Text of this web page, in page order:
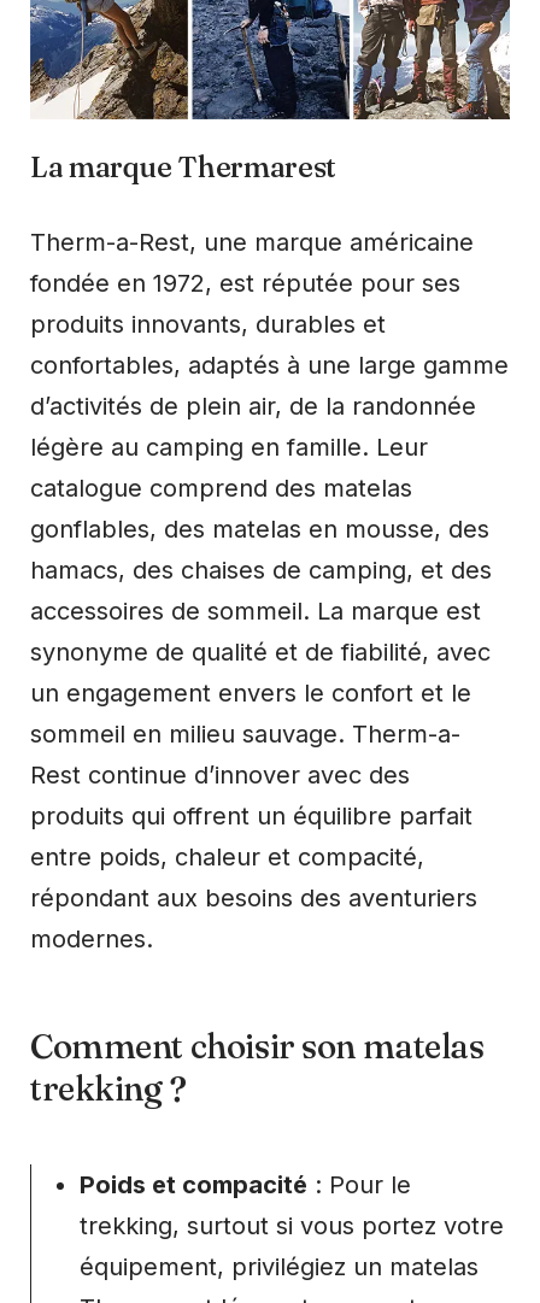
La marque Thermarest
Therm-a-Rest, une marque américaine
fondée en 1972, est réputée pour ses
produits innovants, durables et
confortables, adaptés à une large gamme
d’activités de plein air, de la randonnée
légère au camping en famille. Leur
catalogue comprend des matelas
gonflables, des matelas en mousse, des
hamacs, des chaises de camping, et des
accessoires de sommeil. La marque est
synonyme de qualité et de fiabilité, avec
un engagement envers le confort et le
sommeil en milieu sauvage. Therm-a-
Rest continue d’innover avec des
produits qui offrent un équilibre parfait
entre poids, chaleur et compacité,
répondant aux besoins des aventuriers
modernes.
Comment choisir son matelas
trekking ?
Poids et compacité : Pour le
trekking, surtout si vous portez votre
équipement, privilégiez un matelas